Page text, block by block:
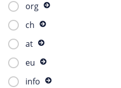
org
ch
at
eu
info